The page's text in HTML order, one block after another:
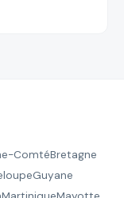
ComtéBretagne
Guyane